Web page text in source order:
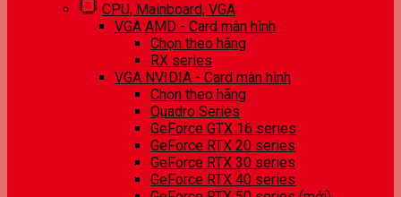
CPU, Mainboard, VGA
VGA AMD - Card màn hình
Chọn theo hãng
RX series
VGA NVIDIA - Card màn hình
Chọn theo hãng
Quadro Series
GeForce GTX 16 series
GeForce RTX 20 series
GeForce RTX 30 series
GeForce RTX 40 series